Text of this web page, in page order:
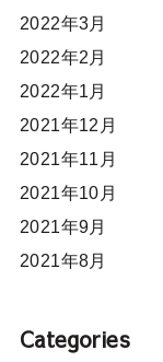
2022年3月
2022年2月
2022年1月
2021年12月
2021年11月
2021年10月
2021年9月
2021年8月
Categories